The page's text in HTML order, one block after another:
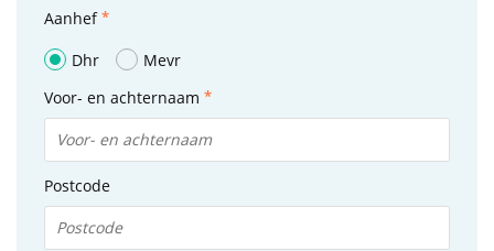
Aanhef
Dhr
Mevr
Voor- en achternaam
Postcode